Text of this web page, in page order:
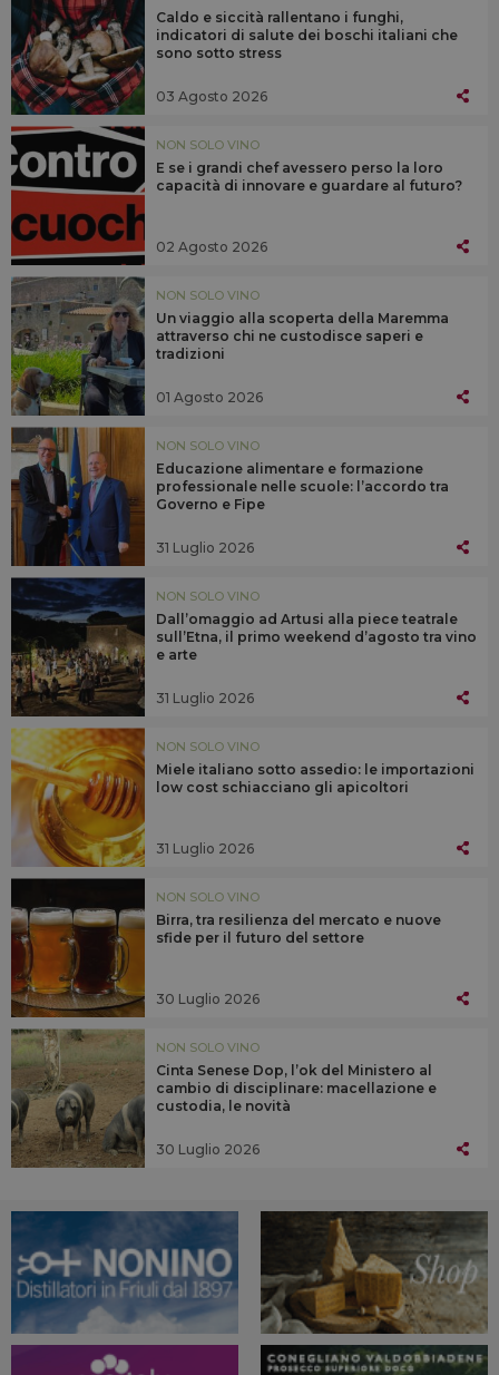
Caldo e siccità rallentano i funghi,
indicatori di salute dei boschi italiani che
sono sotto stress
03 Agosto 2026
NON SOLO VINO
E se i grandi chef avessero perso la loro
capacità di innovare e guardare al futuro?
02 Agosto 2026
NON SOLO VINO
Un viaggio alla scoperta della Maremma
attraverso chi ne custodisce saperi e
tradizioni
01 Agosto 2026
NON SOLO VINO
Educazione alimentare e formazione
professionale nelle scuole: l’accordo tra
Governo e Fipe
31 Luglio 2026
NON SOLO VINO
Dall’omaggio ad Artusi alla piece teatrale
sull’Etna, il primo weekend d’agosto tra vino
e arte
31 Luglio 2026
NON SOLO VINO
Miele italiano sotto assedio: le importazioni
low cost schiacciano gli apicoltori
31 Luglio 2026
NON SOLO VINO
Birra, tra resilienza del mercato e nuove
sfide per il futuro del settore
30 Luglio 2026
NON SOLO VINO
Cinta Senese Dop, l’ok del Ministero al
cambio di disciplinare: macellazione e
custodia, le novità
30 Luglio 2026